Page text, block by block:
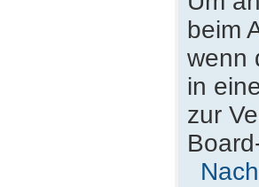
beim
wenn
in
zur